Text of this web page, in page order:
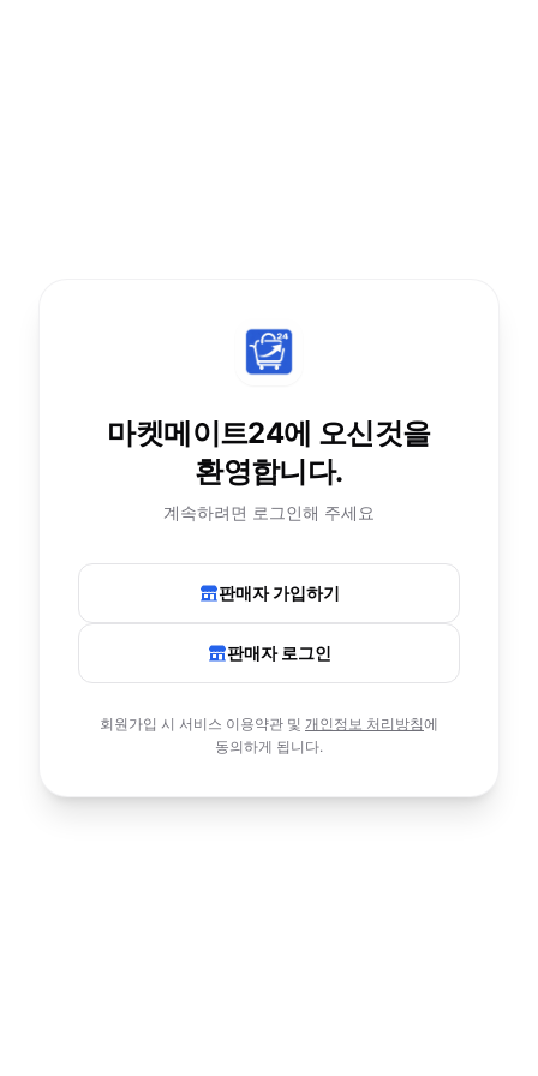
마켓메이트24에 오신것을
환영합니다.
계속하려면 로그인해 주세요
판매자 가입하기
판매자 로그인
회원가입 시 서비스 이용약관 및 개인정보 처리방침에
동의하게 됩니다.